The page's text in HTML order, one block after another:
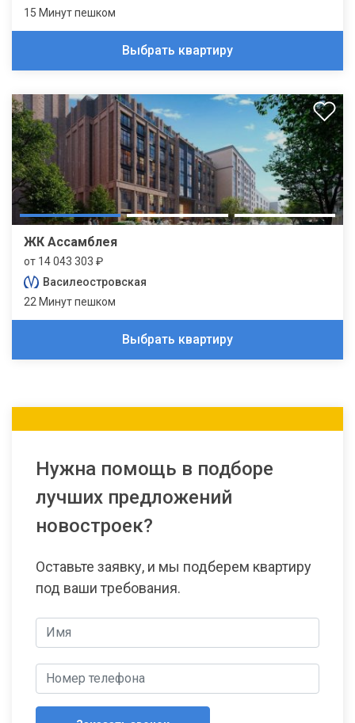
15 Минут пешком
Выбрать квартиру
ЖК Ассамблея
от 14 043 303 ₽
Василеостровская
22 Минут пешком
Выбрать квартиру
Нужна помощь в подборе
лучших предложений
новостроек?
Оставьте заявку, и мы подберем квартиру
под ваши требования.